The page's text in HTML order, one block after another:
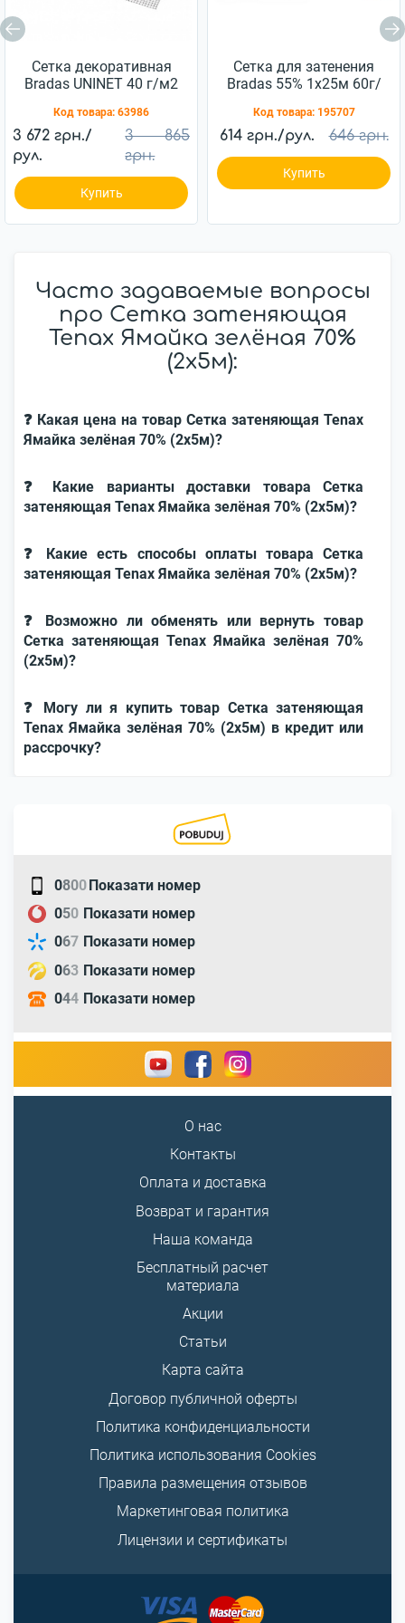
Сетка декоративная
Bradas UNINET 40 г/м2
Код товара: 63986
3 672 грн./
рул.
3 865
грн.
Купить
Сетка для затенения
Bradas 55% 1х25м 60г/
Код товара: 195707
614 грн./рул. 646 грн.
Купить
Часто задаваемые вопросы
про Сетка затеняющая
Tenax Ямайка зелёная 70%
(2х5м):
❓ Какая цена на товар Сетка затеняющая Tenax
Ямайка зелёная 70% (2х5м)?
❓ Какие варианты доставки товара Сетка
затеняющая Tenax Ямайка зелёная 70% (2х5м)?
❓ Какие есть способы оплаты товара Сетка
затеняющая Tenax Ямайка зелёная 70% (2х5м)?
❓ Возможно ли обменять или вернуть товар
Сетка затеняющая Tenax Ямайка зелёная 70%
(2х5м)?
❓ Могу ли я купить товар Сетка затеняющая
Tenax Ямайка зелёная 70% (2х5м) в кредит или
рассрочку?
0800Показати номер
050 Показати номер
067 Показати номер
063 Показати номер
044 Показати номер
О нас
Контакты
Оплата и доставка
Возврат и гарантия
Наша команда
Бесплатный расчет
материала
Акции
Статьи
Карта сайта
Договор публичной оферты
Политика конфиденциальности
Политика использования Cookies
Правила размещения отзывов
Маркетинговая политика
Лицензии и сертификаты